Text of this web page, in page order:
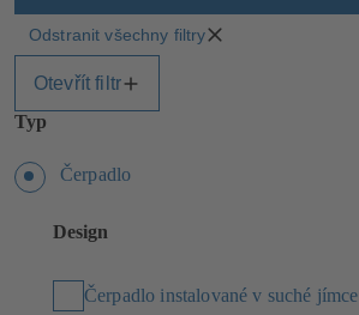
Odstranit všechny filtry
Otevřít filtr
Typ
Čerpadlo
Design
Čerpadlo instalované v suché jímce